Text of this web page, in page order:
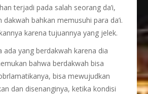
terjadi pada salah seorang da’i,
dakwah bahkan memusuhi para da’i.
karena tujuannya yang jelek.
ada yang berdakwah karena dia
bahwa berdakwah bisa
bisa mewujudkan
dan disenanginya, ketika kondisi